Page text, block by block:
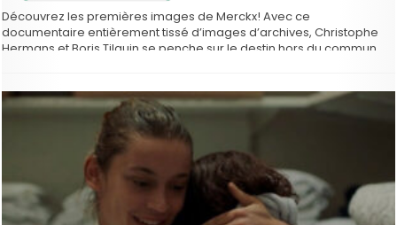
Découvrez les premières images de Merckx! Avec ce
documentaire entièrement tissé d’images d’archives, Christophe
Hermans et Boris Tilquin se penche sur le destin hors du commun